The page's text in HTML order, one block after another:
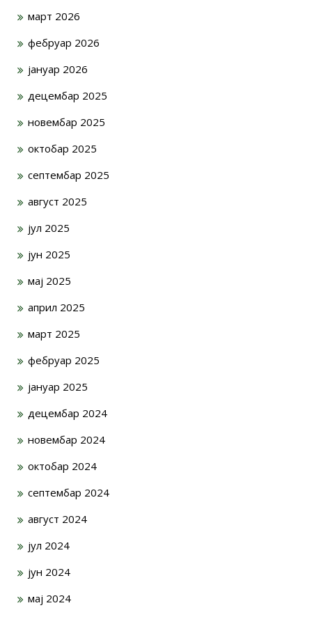
март 2026
фебруар 2026
јануар 2026
децембар 2025
новембар 2025
октобар 2025
септембар 2025
август 2025
јул 2025
јун 2025
мај 2025
април 2025
март 2025
фебруар 2025
јануар 2025
децембар 2024
новембар 2024
октобар 2024
септембар 2024
август 2024
јул 2024
јун 2024
мај 2024